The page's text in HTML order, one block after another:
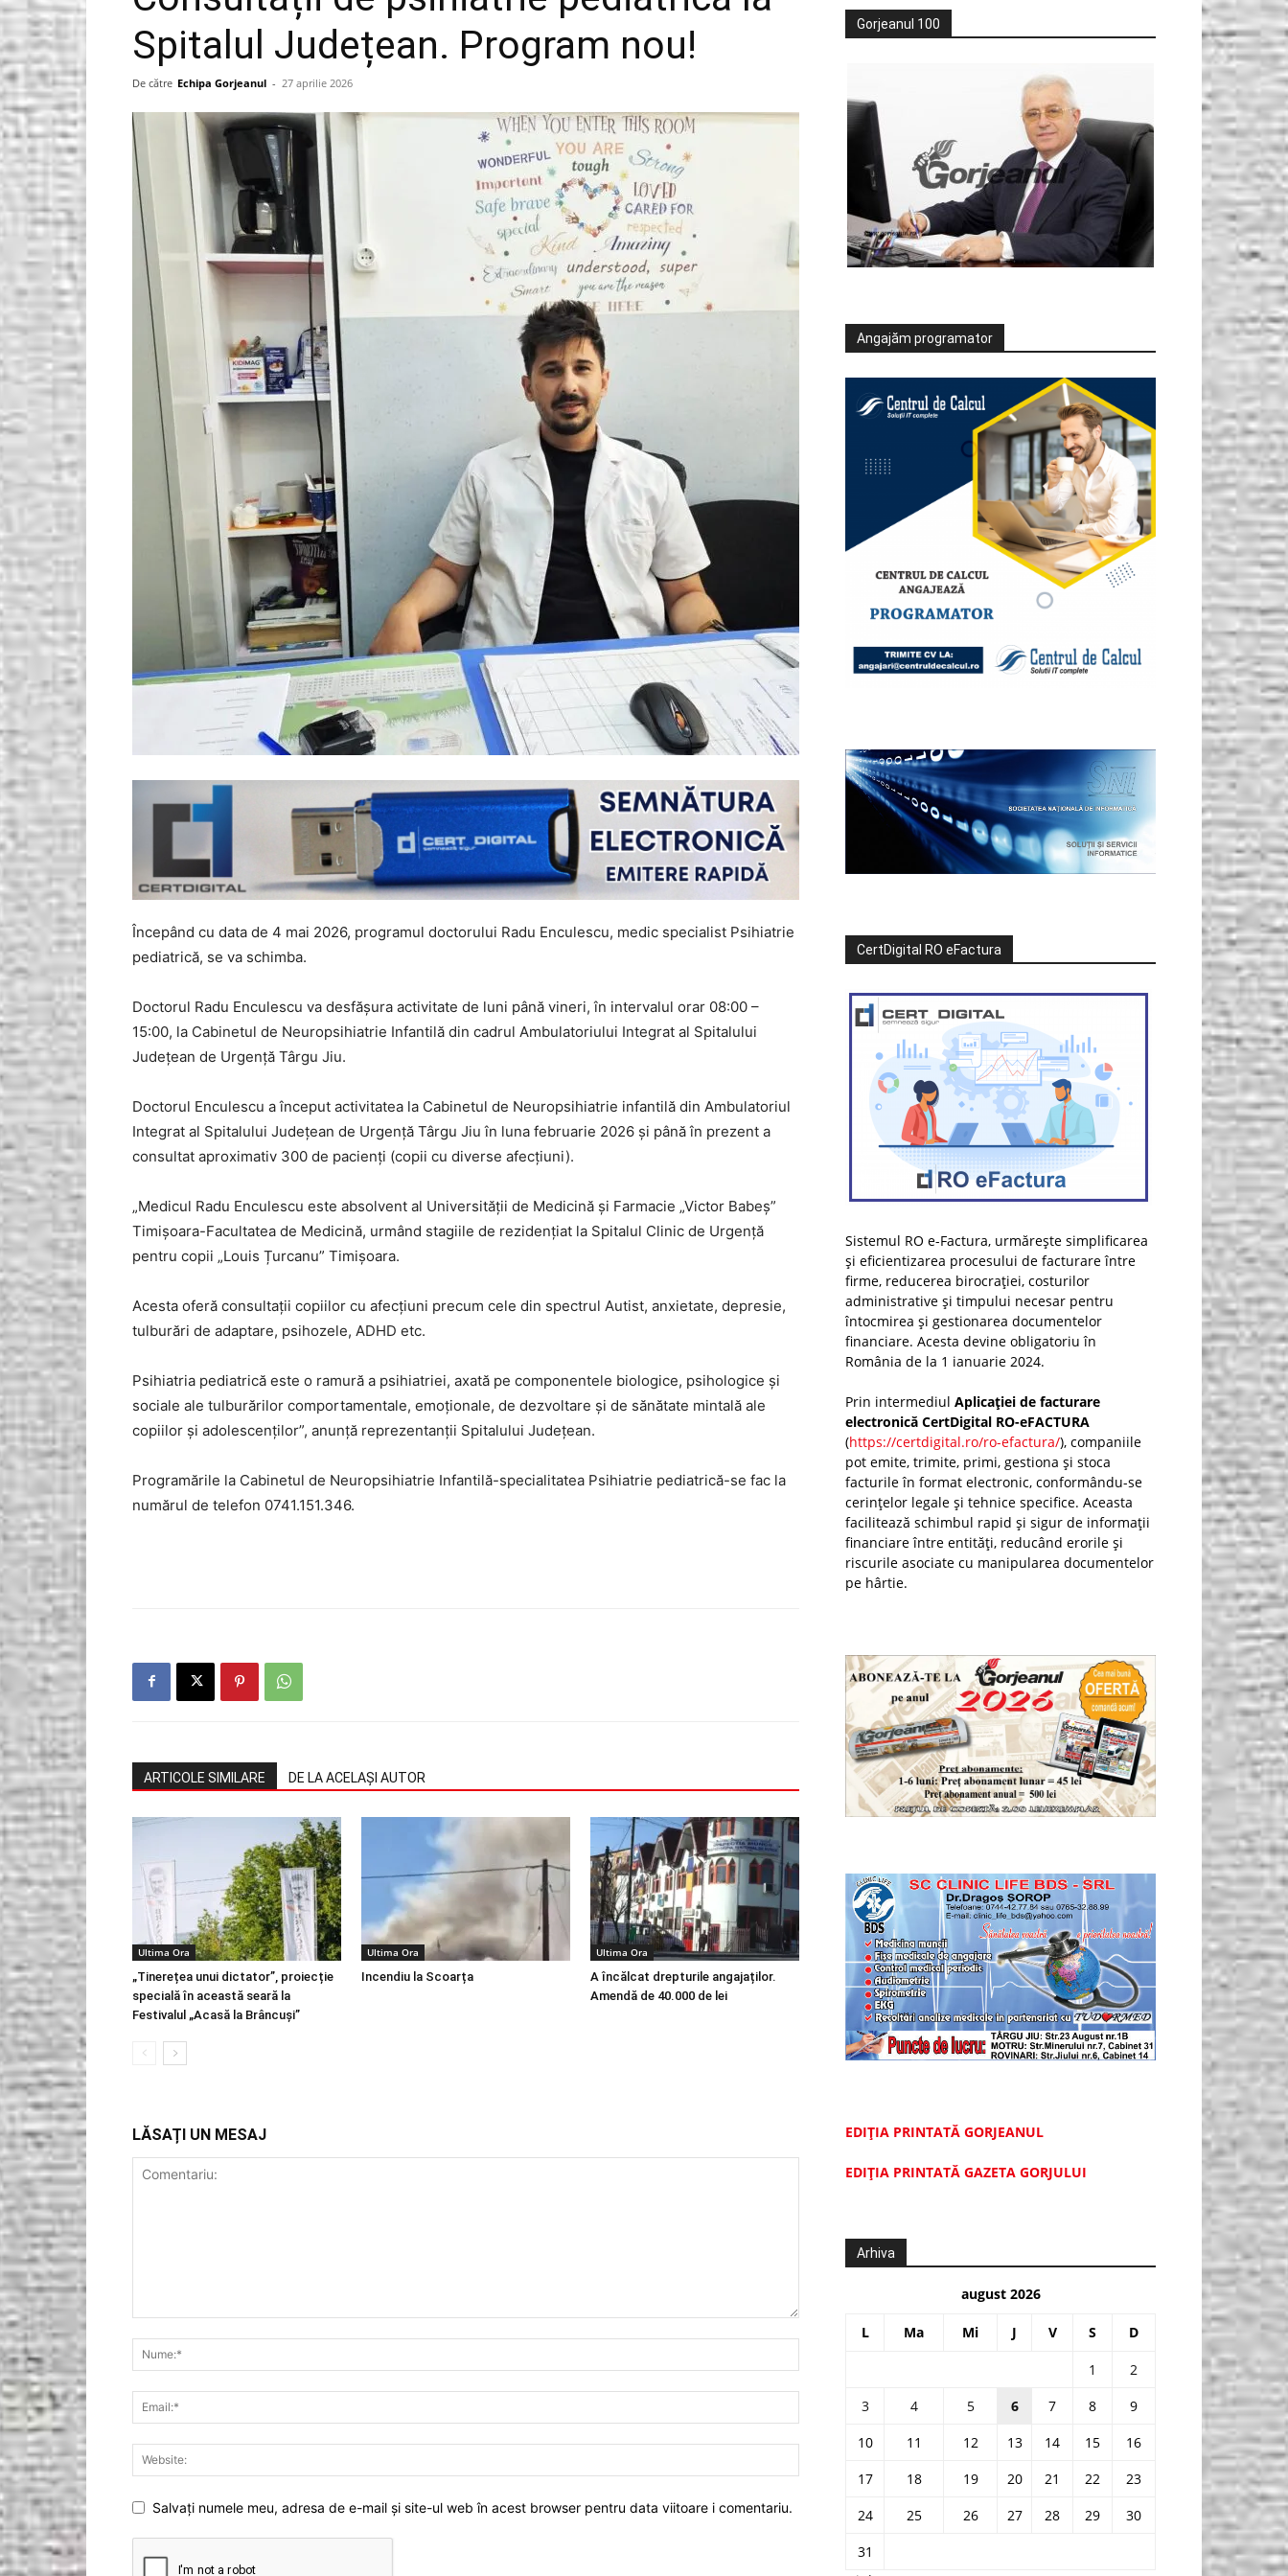
Gorjeanul.ro
Spitalul Județean. Program nou!
De către Echipa Gorjeanul - 27 aprilie 2026
Începând cu data de 4 mai 2026, programul doctorului Radu Enculescu, medic specialist Psihiatrie
pediatrică, se va schimba.
Doctorul Radu Enculescu va desfășura activitate de luni până vineri, în intervalul orar 08:00 –
15:00, la Cabinetul de Neuropsihiatrie Infantilă din cadrul Ambulatoriului Integrat al Spitalului
Județean de Urgență Târgu Jiu.
Doctorul Enculescu a început activitatea la Cabinetul de Neuropsihiatrie infantilă din Ambulatoriul
Integrat al Spitalului Județean de Urgență Târgu Jiu în luna februarie 2026 și până în prezent a
consultat aproximativ 300 de pacienți (copii cu diverse afecțiuni).
„Medicul Radu Enculescu este absolvent al Universității de Medicină și Farmacie „Victor Babeș”
Timișoara-Facultatea de Medicină, urmând stagiile de rezidențiat la Spitalul Clinic de Urgență
pentru copii „Louis Țurcanu” Timișoara.
Acesta oferă consultații copiilor cu afecțiuni precum cele din spectrul Autist, anxietate, depresie,
tulburări de adaptare, psihozele, ADHD etc.
Psihiatria pediatrică este o ramură a psihiatriei, axată pe componentele biologice, psihologice și
sociale ale tulburărilor comportamentale, emoționale, de dezvoltare și de sănătate mintală ale
copiilor și adolescenților”, anunță reprezentanții Spitalului Județean.
Programările la Cabinetul de Neuropsihiatrie Infantilă-specialitatea Psihiatrie pediatrică-se fac la
numărul de telefon 0741.151.346.
ARTICOLE SIMILARE DE LA ACELAȘI AUTOR
Ultima Ora
„Tinerețea unui dictator”, proiecție
specială în această seară la
Festivalul „Acasă la Brâncuși”
Ultima Ora
Incendiu la Scoarța
Ultima Ora
A încălcat drepturile angajaților.
Amendă de 40.000 de lei
LĂSAȚI UN MESAJ
Salvați numele meu, adresa de e-mail și site-ul web în acest browser pentru data viitoare i comentariu.
Gorjeanul 100
Angajăm programator
CertDigital RO eFactura
Sistemul RO e-Factura, urmărește simplificarea
și eficientizarea procesului de facturare între
firme, reducerea birocrației, costurilor
administrative și timpului necesar pentru
întocmirea și gestionarea documentelor
financiare. Acesta devine obligatoriu în
România de la 1 ianuarie 2024.
Prin intermediul Aplicației de facturare
electronică CertDigital RO-eFACTURA
(https://certdigital.ro/ro-efactura/), companiile
pot emite, trimite, primi, gestiona și stoca
facturile în format electronic, conformându-se
cerințelor legale și tehnice specifice. Aceasta
facilitează schimbul rapid și sigur de informații
financiare între entități, reducând erorile și
riscurile asociate cu manipularea documentelor
pe hârtie.
EDIȚIA PRINTATĂ GORJEANUL
EDIŢIA PRINTATĂ GAZETA GORJULUI
Arhiva
august 2026
L Ma Mi J V S D
1
2
3
4 5 6 7 8
9
10
11 12 13 14 15
16
17
18 19 20 21 22
23
24
25 26 27 28 29
30
31